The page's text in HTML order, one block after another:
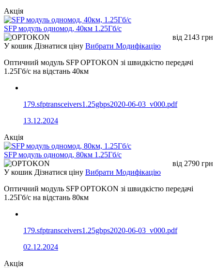
Акція
SFP модуль одномод, 40км 1.25Гб/с
від 2143 грн
У кошик Дізнатися ціну Вибрати Модифікацію
Оптичний модуль SFP OPTOKON зі швидкістю передачі
1.25Гб/с на відстань 40км
179.sfptransceivers1.25gbps2020-06-03_v000.pdf
13.12.2024
Акція
SFP модуль одномод, 80км 1.25Гб/с
від 2790 грн
У кошик Дізнатися ціну Вибрати Модифікацію
Оптичний модуль SFP OPTOKON зі швидкістю передачі
1.25Гб/с на відстань 80км
179.sfptransceivers1.25gbps2020-06-03_v000.pdf
02.12.2024
Акція